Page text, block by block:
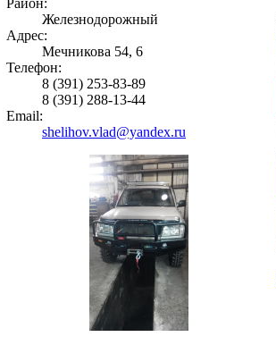
Железнодорожный
Адрес:
Мечникова 54, 6
Телефон:
8 (391) 253-83-89
8 (391) 288-13-44
Email:
shelihov.vlad@yandex.ru